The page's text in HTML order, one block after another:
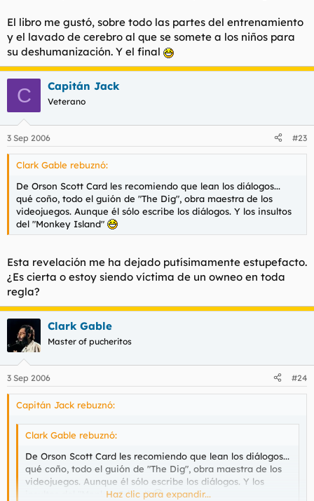
El libro me gustó, sobre todo las partes del entrenamiento
y el lavado de cerebro al que se somete a los niños para
su deshumanización. Y el final
C Capitán Jack
Veterano
3 Sep 2006 #23
Clark Gable rebuznó:
De Orson Scott Card les recomiendo que lean los diálogos...
qué coño, todo el guión de "The Dig", obra maestra de los
videojuegos. Aunque él sólo escribe los diálogos. Y los insultos
del "Monkey Island"
Esta revelación me ha dejado putísimamente estupefacto.
¿Es cierta o estoy siendo víctima de un owneo en toda
regla?
Clark Gable
Master of pucheritos
3 Sep 2006 #24
Capitán Jack rebuznó:
Clark Gable rebuznó:
De Orson Scott Card les recomiendo que lean los diálogos...
qué coño, todo el guión de "The Dig", obra maestra de los
videojuegos. Aunque él sólo escribe los diálogos. Y los
insultos del "Monkey Island"Haz clic para expandir...